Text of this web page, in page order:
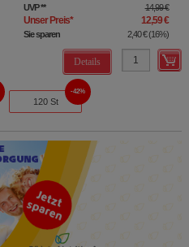
UVP** 14,99 €
Unser Preis* 12,59 €
Sie sparen 2,40 €(16%)
Details
120 St
42%